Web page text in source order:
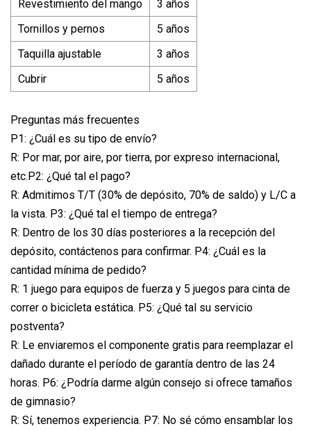
Revestimiento del mango
3 años
Tornillos y pernos
5 años
Taquilla ajustable
3 años
Cubrir
5 años
Preguntas más frecuentes
P1: ¿Cuál es su tipo de envío?
R: Por mar, por aire, por tierra, por expreso internacional,
etc.P2: ¿Qué tal el pago?
R: Admitimos T/T (30% de depósito, 70% de saldo) y L/C a
la vista. P3: ¿Qué tal el tiempo de entrega?
R: Dentro de los 30 días posteriores a la recepción del
depósito, contáctenos para confirmar. P4: ¿Cuál es la
cantidad mínima de pedido?
R: 1 juego para equipos de fuerza y ​​5 juegos para cinta de
correr o bicicleta estática. P5: ¿Qué tal su servicio
postventa?
R: Le enviaremos el componente gratis para reemplazar el
dañado durante el período de garantía dentro de las 24
horas. P6: ¿Podría darme algún consejo si ofrece tamaños
de gimnasio?
R: Sí, tenemos experiencia. P7: No sé cómo ensamblar los